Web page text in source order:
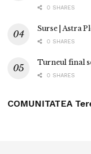
0 SHARES
Surse | Astra
0 SHARES
Turneul final
0 SHARES
COMUNITATEA